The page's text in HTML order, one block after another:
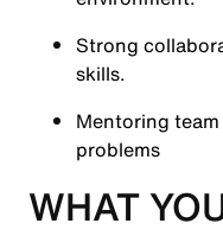
Strong
skills.
Mentoring
problems
WHAT